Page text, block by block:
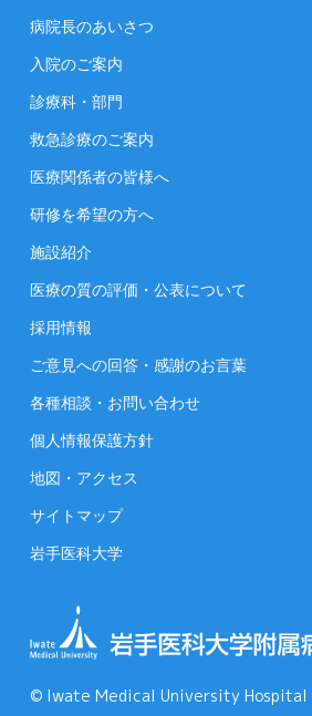
病院長のあいさつ
入院のご案内
診療科・部門
救急診療のご案内
医療関係者の皆様へ
研修を希望の方へ
施設紹介
医療の質の評価・公表について
採用情報
ご意見への回答・感謝のお言葉
各種相談・お問い合わせ
個人情報保護方針
地図・アクセス
サイトマップ
岩手医科大学
© Iwate Medical University Hospital